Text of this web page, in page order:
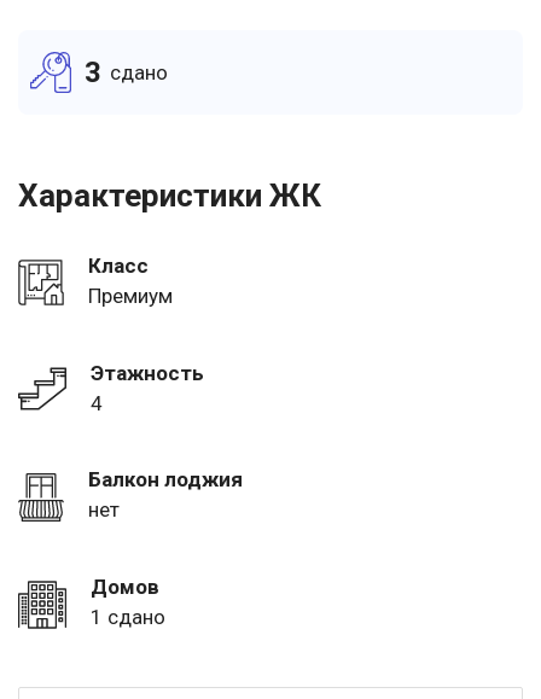
3 cдано
Характеристики ЖК
Класс
Премиум
Этажность
4
Балкон лоджия
нет
Домов
1 сдано